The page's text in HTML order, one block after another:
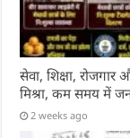
सेवा, शिक्षा,
मिश्रा, कम समय में
2 weeks ago